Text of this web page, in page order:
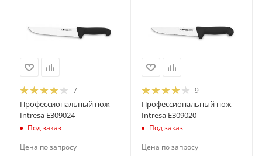
7
Профессиональный нож
Intresa E309024
Под заказ
Цена по запросу
9
Профессиональный нож
Intresa E309020
Под заказ
Цена по запросу